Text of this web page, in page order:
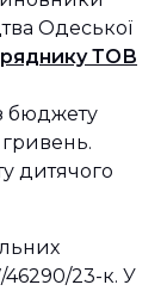
Одеської
ТОВ
бюджету
гривень.
дитячого
46290/23-к. У